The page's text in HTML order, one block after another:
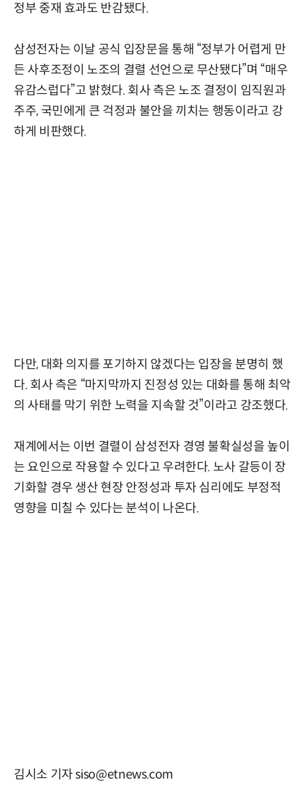
정부 중재 효과도 반감됐다.
삼성전자는 이날 공식 입장문을 통해 “정부가 어렵게 만
든 사후조정이 노조의 결렬 선언으로 무산됐다”며 “매우
유감스럽다”고 밝혔다. 회사 측은 노조 결정이 임직원과
주주, 국민에게 큰 걱정과 불안을 끼치는 행동이라고 강
하게 비판했다.
다만, 대화 의지를 포기하지 않겠다는 입장을 분명히 했
다. 회사 측은 “마지막까지 진정성 있는 대화를 통해 최악
의 사태를 막기 위한 노력을 지속할 것”이라고 강조했다.
재계에서는 이번 결렬이 삼성전자 경영 불확실성을 높이
는 요인으로 작용할 수 있다고 우려한다. 노사 갈등이 장
기화할 경우 생산 현장 안정성과 투자 심리에도 부정적
영향을 미칠 수 있다는 분석이 나온다.
김시소 기자 siso@etnews.com